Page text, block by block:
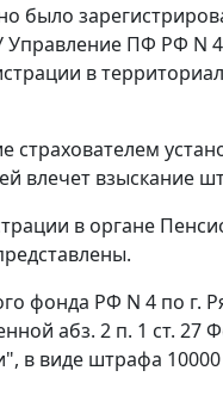
было
Управление ПФ РФ N
в
влечет взыскание
в органе
фонда РФ N 4 по г.
абз. 2 п. 1 ст. 27
в виде штрафа